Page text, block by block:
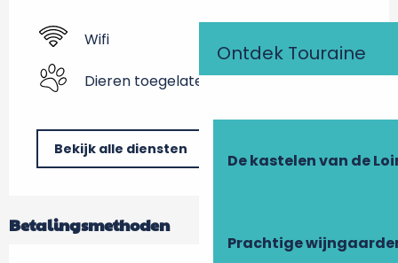
Ontdek Touraine
De kastelen van de
Prachtige
Wifi
Dieren toegelaten
Bekijk alle diensten
Betalingsmethoden